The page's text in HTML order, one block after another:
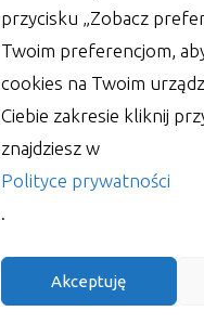
przycisku „Zobacz
Twoim preferencjom,
cookies na Twoim
Ciebie zakresie kliknij
znajdziesz w
Polityce prywatności
.
Akceptuję
Wsparcie
zadbaj o
kontrolny
autor:Lucjan